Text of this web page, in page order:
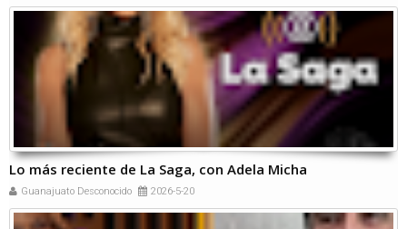
Lo más reciente de La Saga, con Adela Micha
Guanajuato Desconocido 2026-5-20